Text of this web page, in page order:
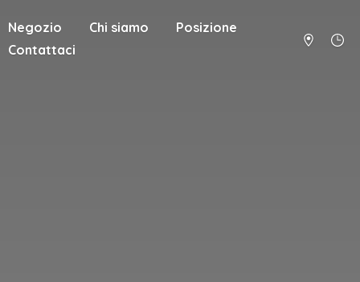
Negozio Chi siamo
Posizione
Contattaci